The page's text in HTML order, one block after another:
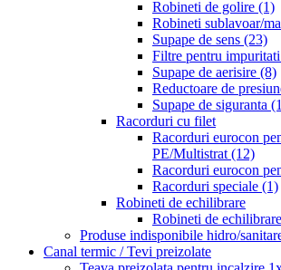
Robineti de golire (1)
Robineti sublavoar/
Supape de sens (23)
Filtre pentru impuritati
Supape de aerisire (8)
Reductoare de
Supape de siguranta
Racorduri cu filet
Racorduri eurocon
PE/Multistrat (12)
Racorduri eurocon
Racorduri speciale (1)
Robineti de echilibrare
Robineti de
Produse indisponibile hidro/
Canal termic / Tevi preizolate